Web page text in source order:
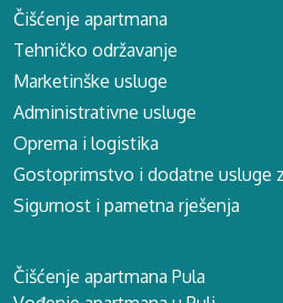
Čišćenje apartmana
Tehničko održavanje
Marketinške usluge
Administrativne usluge
Oprema i logistika
Gostoprimstvo i dodatne usluge
Sigurnost i pametna rješenja
Čišćenje apartmana Pula